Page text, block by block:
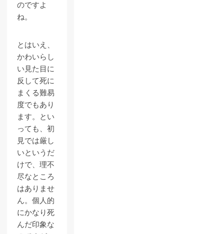
のですよ
ね。
とはいえ、
かわいらし
い見た目に
反して死に
まくる難易
度でもあり
ます。とい
っても、初
見では厳し
いというだ
けで、理不
尽なところ
はありませ
ん。個人的
にかなり死
んだ印象な